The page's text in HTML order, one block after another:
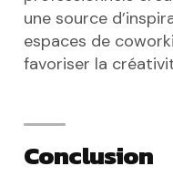
une source
espaces de
favoriser la
Conclusion